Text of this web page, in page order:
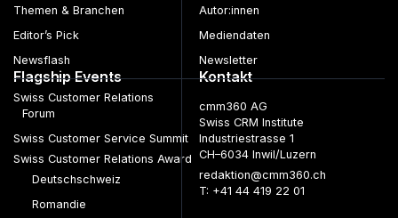
Themen & Branchen
Editor’s Pick
Newsflash
Autor:innen
Mediendaten
Newsletter
Flagship Events
Swiss Customer Relations
Forum
Swiss Customer Service Summit
Swiss Customer Relations Award
Deutschschweiz
Romandie
Kontakt
cmm360 AG
Swiss CRM Institute
Industriestrasse 1
CH–6034 Inwil/Luzern
redaktion@cmm360.ch
T: +41 44 419 22 01